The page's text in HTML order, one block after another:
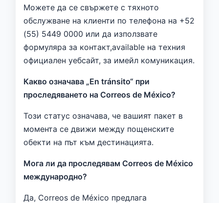
Можете да се свържете с тяхното
обслужване на клиенти по телефона на +52
(55) 5449 0000 или да използвате
формуляра за контакт,available на техния
официален уебсайт, за имейл комуникация.
Какво означава „En tránsito“ при
проследяването на Correos de México?
Този статус означава, че вашият пакет в
момента се движи между пощенските
обекти на път към дестинацията.
Мога ли да проследявам Correos de México
международно?
Да, Correos de México предлага